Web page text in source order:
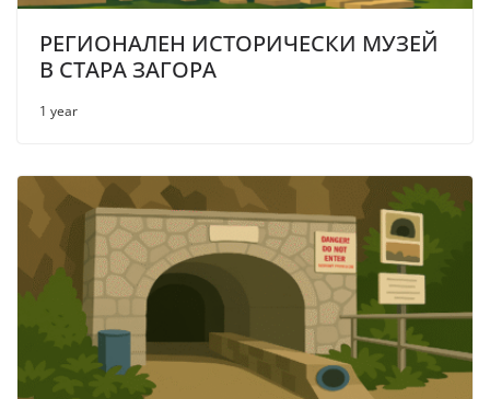
РЕГИОНАЛЕН ИСТОРИЧЕСКИ МУЗЕЙ
В СТАРА ЗАГОРА
1 year